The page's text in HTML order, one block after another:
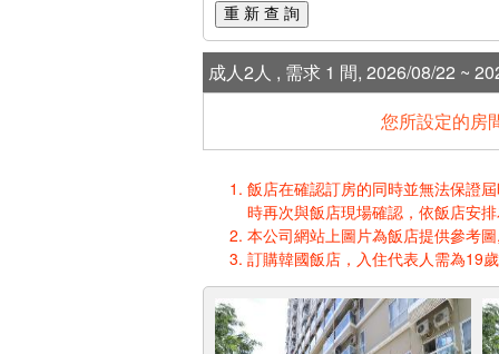
重 新 查 詢
成人2人 , 需求 1 間, 2026/08/22 ~
您所設定的房
飯店在確認訂房的同時並無法保證
時再次與飯店現場確認，依飯店安
本公司網站上圖片為飯店提供參考
訂購韓國飯店，入住代表人需為19